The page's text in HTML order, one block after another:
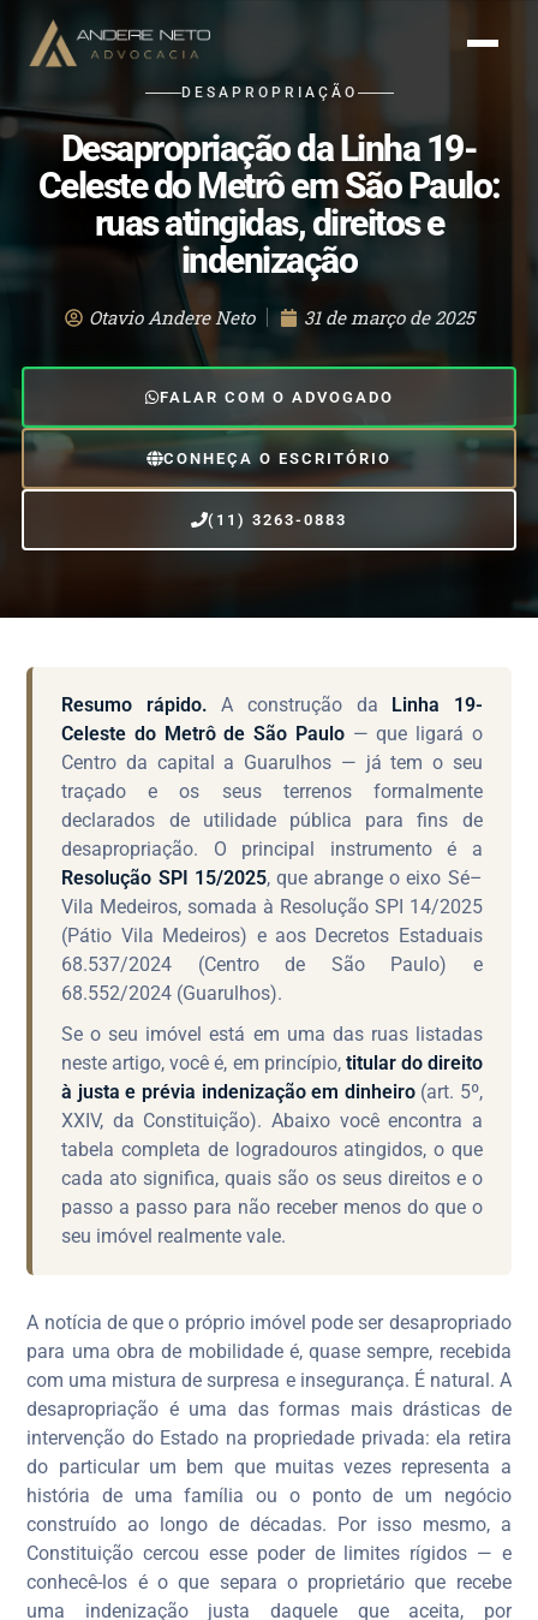
DESAPROPRIAÇÃO
Desapropriação da Linha 19-
Celeste do Metrô em São Paulo:
ruas atingidas, direitos e
indenização
Otavio Andere Neto 31 de março de 2025
FALAR COM O ADVOGADO
CONHEÇA O ESCRITÓRIO
(11) 3263-0883
Resumo rápido. A construção da Linha 19-
Celeste do Metrô de São Paulo— que ligará o
Centro da capital a Guarulhos — já tem o seu
traçado e os seus terrenos formalmente
declarados de utilidade pública para fins de
desapropriação. O principal instrumento é a
Resolução SPI 15/2025, que abrange o eixo Sé–
Vila Medeiros, somada à Resolução SPI 14/2025
(Pátio Vila Medeiros) e aos Decretos Estaduais
68.537/2024 (Centro de São Paulo) e
68.552/2024 (Guarulhos).
Se o seu imóvel está em uma das ruas listadas
neste artigo, você é, em princípio, titular do direito
à justa e prévia indenização em dinheiro(art. 5º,
XXIV, da Constituição). Abaixo você encontra a
tabela completa de logradouros atingidos, o que
cada ato significa, quais são os seus direitos e o
passo a passo para não receber menos do que o
seu imóvel realmente vale.
A notícia de que o próprio imóvel pode ser desapropriado
para uma obra de mobilidade é, quase sempre, recebida
com uma mistura de surpresa e insegurança. É natural. A
desapropriação é uma das formas mais drásticas de
intervenção do Estado na propriedade privada: ela retira
do particular um bem que muitas vezes representa a
história de uma família ou o ponto de um negócio
construído ao longo de décadas. Por isso mesmo, a
Constituição cercou esse poder de limites rígidos — e
conhecê-los é o que separa o proprietário que recebe
uma indenização justa daquele que aceita, por